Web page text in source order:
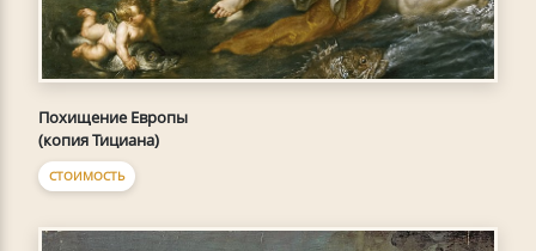
Похищение Европы
(копия Тициана)
СТОИМОСТЬ